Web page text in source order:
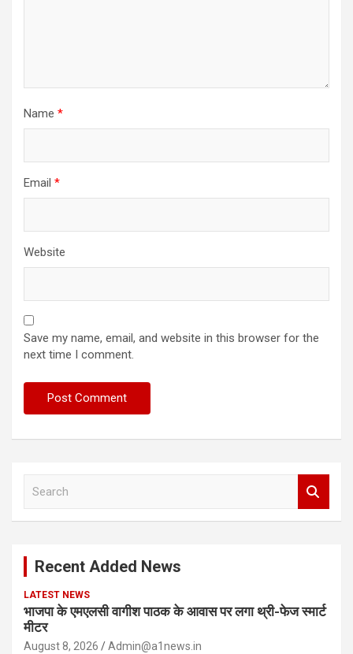
Name *
Email *
Website
Save my name, email, and website in this browser for the
next time I comment.
Recent Added News
LATEST NEWS
भाजपा के एमएलसी वागीश पाठक के आवास पर लगा थ्री-फेज स्मार्ट
मीटर
August 8, 2026 Admin@a1news.in